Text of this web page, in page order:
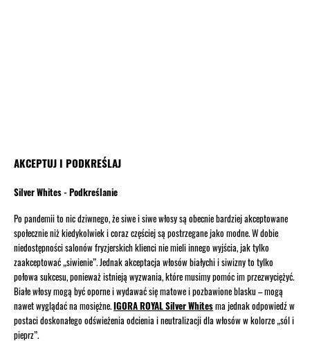
AKCEPTUJ I PODKREŚLAJ
Silver Whites - Podkreślanie
Po pandemii to nic dziwnego, że siwe i siwe włosy są obecnie bardziej akceptowane
społecznie niż kiedykolwiek i coraz częściej są postrzegane jako modne. W dobie
niedostępności salonów fryzjerskich klienci nie mieli innego wyjścia, jak tylko
zaakceptować „siwienie”. Jednak akceptacja włosów białychi i siwizny to tylko
połowa sukcesu, ponieważ istnieją wyzwania, które musimy pomóc im przezwyciężyć.
Białe włosy mogą być oporne i wydawać się matowe i pozbawione blasku – mogą
nawet wyglądać na mosiężne.IGORA ROYAL Silver Whitesma jednak odpowiedź w
postaci doskonałego odświeżenia odcienia i neutralizacji dla włosów w kolorze „sól i
pieprz”.